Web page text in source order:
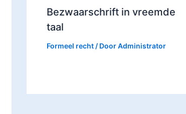
Bezwaarschrift in vreemde
taal
Formeel recht / DoorAdministrator